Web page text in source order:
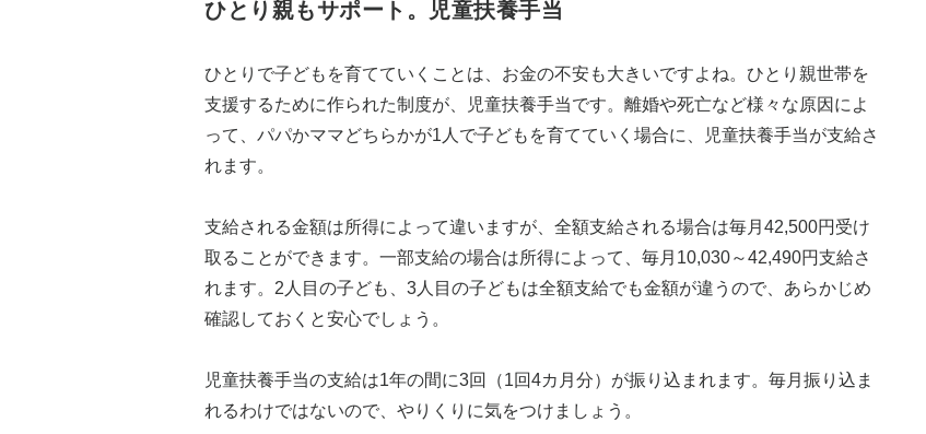
ひとり親もサポート。児童扶養手当
ひとりで子どもを育てていくことは、お金の不安も大きいですよね。ひとり親世帯を
支援するために作られた制度が、児童扶養手当です。離婚や死亡など様々な原因によ
って、パパかママどちらかが1人で子どもを育てていく場合に、児童扶養手当が支給さ
れます。
支給される金額は所得によって違いますが、全額支給される場合は毎月42,500円受け
取ることができます。一部支給の場合は所得によって、毎月10,030～42,490円支給さ
れます。2人目の子ども、3人目の子どもは全額支給でも金額が違うので、あらかじめ
確認しておくと安心でしょう。
児童扶養手当の支給は1年の間に3回（1回4カ月分）が振り込まれます。毎月振り込ま
れるわけではないので、やりくりに気をつけましょう。